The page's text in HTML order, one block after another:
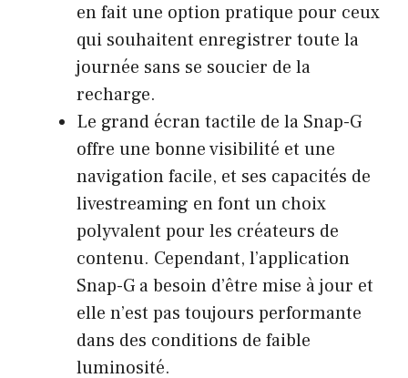
en fait une option pratique pour ceux
qui souhaitent enregistrer toute la
journée sans se soucier de la
recharge.
Le grand écran tactile de la Snap-G
offre une bonne visibilité et une
navigation facile, et ses capacités de
livestreaming en font un choix
polyvalent pour les créateurs de
contenu. Cependant, l’application
Snap-G a besoin d’être mise à jour et
elle n’est pas toujours performante
dans des conditions de faible
luminosité.